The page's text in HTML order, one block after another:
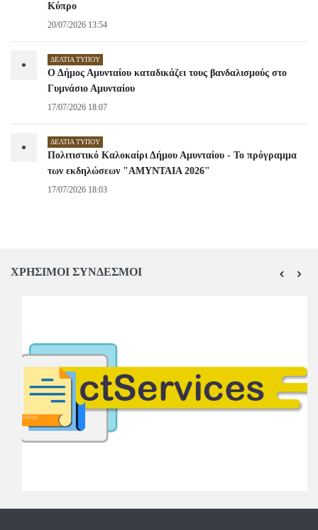
Κύπρο
20/07/2026 13:54
• ΔΕΛΤΊΑ ΤΎΠΟΥ
Ο Δήμος Αμυνταίου καταδικάζει τους βανδαλισμούς στο
Γυμνάσιο Αμυνταίου
17/07/2026 18:07
• ΔΕΛΤΊΑ ΤΎΠΟΥ
Πολιτιστικό Καλοκαίρι Δήμου Αμυνταίου - Το πρόγραμμα
των εκδηλώσεων "ΑΜΥΝΤΑΙΑ 2026"
17/07/2026 18:03
ΧΡΗΣΙΜΟΙ ΣΥΝΔΕΣΜΟΙ